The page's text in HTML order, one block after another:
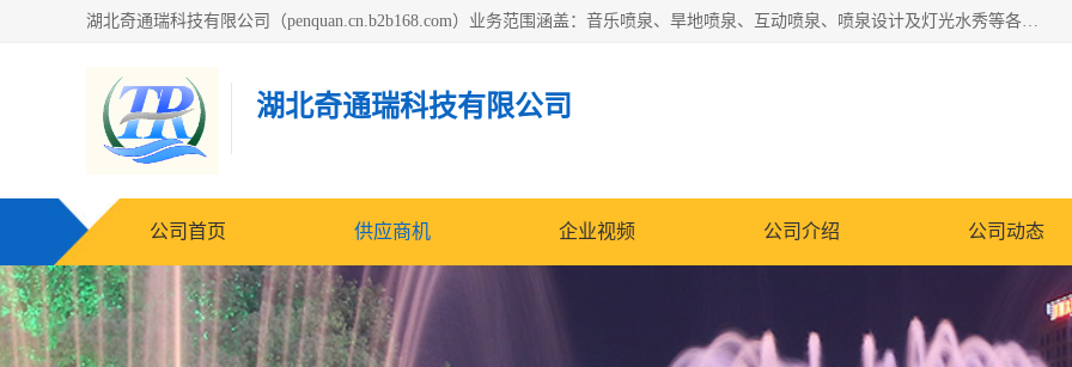
湖北奇通瑞科技有限公司（penquan.cn.b2b168.com）业务范围涵盖：音乐喷泉、旱地喷泉、互动喷泉、喷泉设计及灯光水秀等各类水景工程，广泛应用于公园、城市广场、商业综合体、旅游景区、住宅社区等领域。
湖北奇通瑞科技有限公司
公司首页 供应商机 企业视频 公司介绍 公司动态